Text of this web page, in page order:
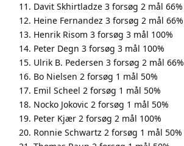
Davit Skhirtladze 3 forsøg 2 mål 66%
Heine Fernandez 3 forsøg 2 mål 66%
Henrik Risom 3 forsøg 3 mål 100%
Peter Degn 3 forsøg 3 mål 100%
Ulrik B. Pedersen 3 forsøg 2 mål 66%
Bo Nielsen 2 forsøg 1 mål 50%
Emil Scheel 2 forsøg 1 mål 50%
Nocko Jokovic 2 forsøg 1 mål 50%
Peter Kjær 2 forsøg 2 mål 100%
Ronnie Schwartz 2 forsøg 1 mål 50%